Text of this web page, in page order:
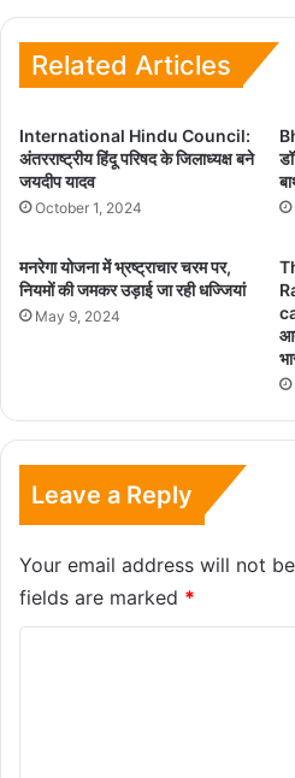
Related Articles
International Hindu Council:
अंतरराष्ट्रीय हिंदू परिषद के जिलाध्यक्ष बने
जयदीप यादव
October 1, 2024
मनरेगा योजना में भ्रष्ट्राचार चरम पर,
नियमों की जमकर उड़ाई जा रही धज्जियां
May 9, 2024
Leave a Reply
Your email address will not
fields are marked *